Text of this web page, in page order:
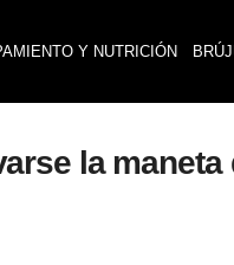
Y NUTRICIÓN
la maneta